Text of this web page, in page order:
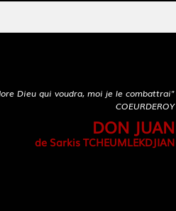
Dieu qui voudra, moi je le combattrai"
COEURDEROY
DON JUAN
de Sarkis TCHEUMLEKDJIAN